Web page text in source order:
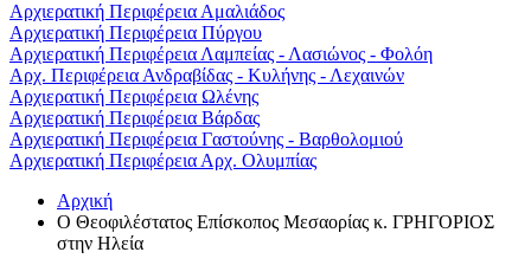
Αρχιερατική Περιφέρεια Αμαλιάδος
Αρχιερατική Περιφέρεια Πύργου
Αρχιερατική Περιφέρεια Λαμπείας - Λασιώνος - Φολόη
Αρχ. Περιφέρεια Ανδραβίδας - Κυλήνης - Λεχαινών
Αρχιερατική Περιφέρεια Ωλένης
Αρχιερατική Περιφέρεια Βάρδας
Αρχιερατική Περιφέρεια Γαστούνης - Βαρθολομιού
Αρχιερατική Περιφέρεια Αρχ. Ολυμπίας
Αρχική
Ο Θεοφιλέστατος Επίσκοπος Μεσαορίας κ. ΓΡΗΓΟΡΙΟΣ
στην Ηλεία